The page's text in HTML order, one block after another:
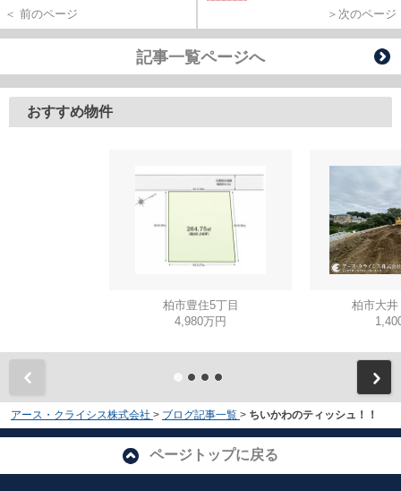
＜ 前のページ ＞次のページ
記事一覧ページへ
おすすめ物件
柏市豊住5丁目
4,980万円
柏市大
アース・クライシス株式会社 > ブログ記事一覧 > ちいかわのティッシュ！！
ページトップに戻る